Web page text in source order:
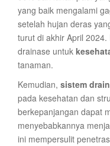
yang baik mengalami
setelah hujan deras
turut di akhir April
drainase untuk
tanaman.
Kemudian, sistem
pada kesehatan dan
berkepanjangan dapat
menyebabkannya
ini mempersulit